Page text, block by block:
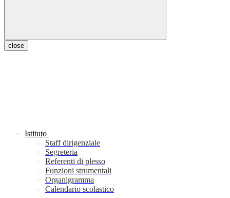
close
Istituto
Staff dirigenziale
Segreteria
Referenti di plesso
Funzioni strumentali
Organigramma
Calendario scolastico